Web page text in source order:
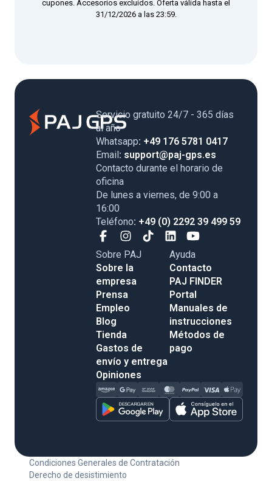
cupones. Accesorios excluidos. Oferta válida hasta el
31/12/2026 a las 23:59.
Servicio gratuito 24/7 - 365 días
al año
Whatsapp: +49 176 5781 0417
Email: support@paj-gps.es
Contacto durante el horario de
oficina
De lunes a viernes, de 9:00 a
16:00
Teléfono: +49 (0) 2292 39 499 59
Sobre PAJ
Sobre la
empresa
Prensa
Empleo
Blog
Tienda
Gastos de
envío y entrega
Opiniones
Ayuda
Contacto
PAJ FINDER
Portal
Manuales de
instrucciones
Métodos de
pago
Condiciones Generales de Contratación
Derecho de desistimiento